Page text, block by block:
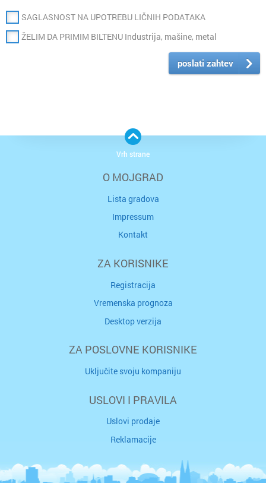
SAGLASNOST NA UPOTREBU LIČNIH PODATAKA
ŽELIM DA PRIMIM BILTENU Industrija, mašine, metal
poslati zahtev
O MOJGRAD
Lista gradova
Impressum
Kontakt
ZA KORISNIKE
Registracija
Vremenska prognoza
Desktop verzija
ZA POSLOVNE KORISNIKE
Uključite svoju kompaniju
USLOVI I PRAVILA
Uslovi prodaje
Reklamacije
Vrh strane